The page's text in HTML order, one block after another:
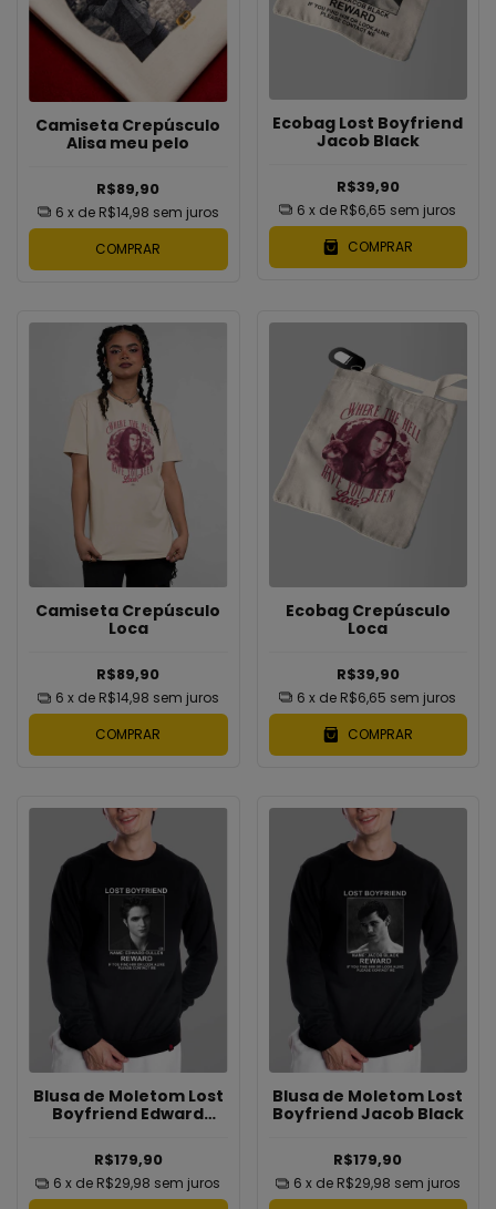
Camiseta Crepúsculo
Alisa meu pelo
R$89,90
6 x de R$14,98 sem juros
COMPRAR
Ecobag Lost Boyfriend
Jacob Black
R$39,90
6 x de R$6,65 sem juros
COMPRAR
Camiseta Crepúsculo
Loca
R$89,90
6 x de R$14,98 sem juros
COMPRAR
Ecobag Crepúsculo
Loca
R$39,90
6 x de R$6,65 sem juros
COMPRAR
Blusa de Moletom Lost
Boyfriend Edward
R$179,90
6 x de R$29,98 sem juros
Blusa de Moletom Lost
Boyfriend Jacob Black
R$179,90
6 x de R$29,98 sem juros